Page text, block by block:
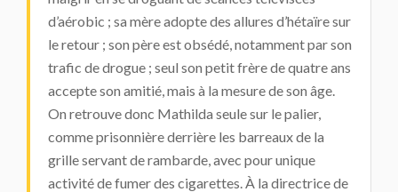
d’aérobic ; sa mère adopte des allures d’hétaïre sur
le retour ; son père est obsédé, notamment par son
trafic de drogue ; seul son petit frère de quatre ans
accepte son amitié, mais à la mesure de son âge.
On retrouve donc Mathilda seule sur le palier,
comme prisonnière derrière les barreaux de la
grille servant de rambarde, avec pour unique
activité de fumer des cigarettes. À la directrice de